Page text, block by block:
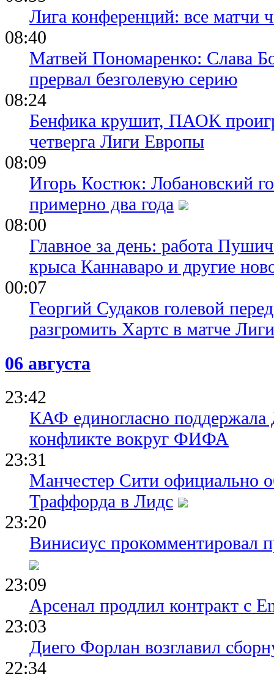
Лига конференций: все матчи
08:40
Матвей Пономаренко: Слава
прервал безголевую серию
08:24
Бенфика крушит, ПАОК
четверга Лиги Европы
08:09
Игорь Костюк: Лобановский
примерно два года
08:00
Главное за день: работа
крыса Каннаваро и другие
00:07
Георгий Судаков голевой
разгромить Хартс в матче
06 августа
23:42
КАФ единогласно
конфликте вокруг ФИФА
23:31
Манчестер Сити официально
Траффорда в Лидс
23:20
Винисиус прокомментировал
23:09
Арсенал продлил контракт с
23:03
Диего Форлан возглавил
22:34